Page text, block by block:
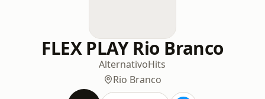
FLEX PLAY Rio Branco
AlternativoHits
Rio Branco